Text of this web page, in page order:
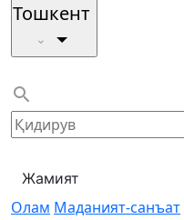
Тошкент
Жамият
Олам Маданият-санъат